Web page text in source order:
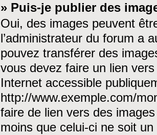
» Puis-je publier des
Oui, des images peuvent
l’administrateur du forum a
pouvez transférer des
vous devez faire un lien
Internet accessible
http://www.exemple.com/
faire de lien vers des
moins que celui-ci ne soit